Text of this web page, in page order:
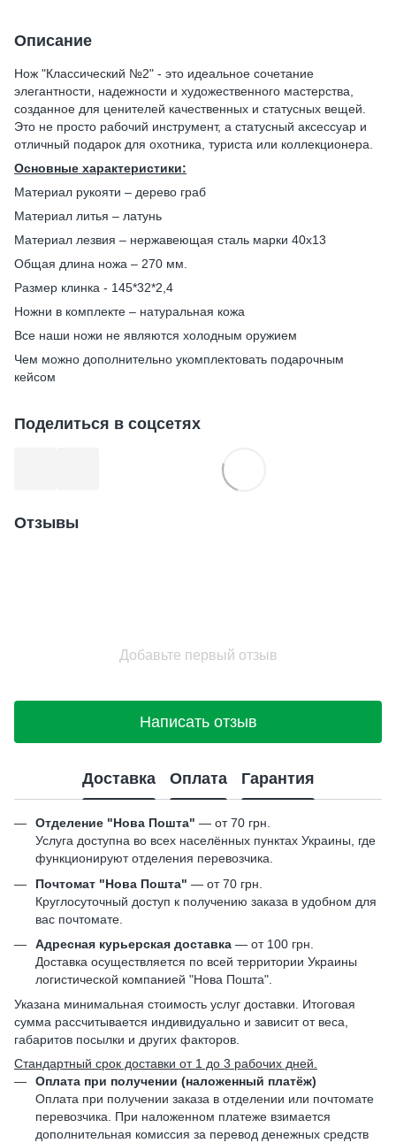
Описание
Нож "Классический №2" - это идеальное сочетание
элегантности, надежности и художественного мастерства,
созданное для ценителей качественных и статусных вещей.
Это не просто рабочий инструмент, а статусный аксессуар и
отличный подарок для охотника, туриста или коллекционера.
Основные характеристики:
Материал рукояти – дерево граб
Материал литья – латунь
Материал лезвия – нержавеющая сталь марки 40х13
Общая длина ножа – 270 мм.
Размер клинка - 145*32*2,4
Ножни в комплекте – натуральная кожа
Все наши ножи не являются холодным оружием
Чем можно дополнительно укомплектовать подарочным
кейсом
Поделиться в соцсетях
Отзывы
Добавьте первый отзыв
Написать отзыв
Доставка Оплата Гарантия
Отделение "Нова Пошта" — от 70 грн.
Услуга доступна во всех населённых пунктах Украины, где
функционируют отделения перевозчика.
Почтомат "Нова Пошта" — от 70 грн.
Круглосуточный доступ к получению заказа в удобном для
вас почтомате.
Адресная курьерская доставка — от 100 грн.
Доставка осуществляется по всей территории Украины
логистической компанией "Нова Пошта".
Указана минимальная стоимость услуг доставки. Итоговая
сумма рассчитывается индивидуально и зависит от веса,
габаритов посылки и других факторов.
Стандартный срок доставки от 1 до 3 рабочих дней.
Оплата при получении (наложенный платёж)
Оплата при получении заказа в отделении или почтомате
перевозчика. При наложенном платеже взимается
дополнительная комиссия за перевод денежных средств